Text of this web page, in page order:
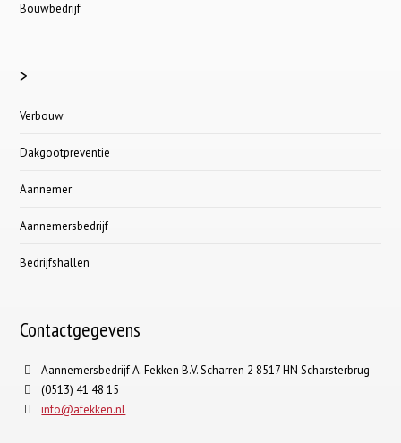
Bouwbedrijf
>
Verbouw
Dakgootpreventie
Aannemer
Aannemersbedrijf
Bedrijfshallen
Contactgegevens
Aannemersbedrijf A. Fekken B.V. Scharren 2 8517 HN Scharsterbrug
(0513) 41 48 15
info@afekken.nl